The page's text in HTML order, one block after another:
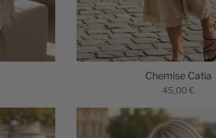
Chemise Catia
45,00 €